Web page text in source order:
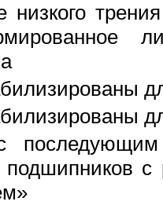
низкого
подшипников